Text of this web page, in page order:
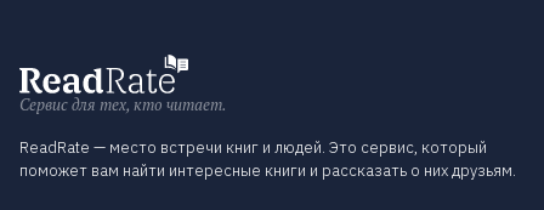
Сервис для тех, кто читает.
ReadRate — место встречи книг и людей. Это сервис, который
поможет вам найти интересные книги и рассказать о них друзьям.